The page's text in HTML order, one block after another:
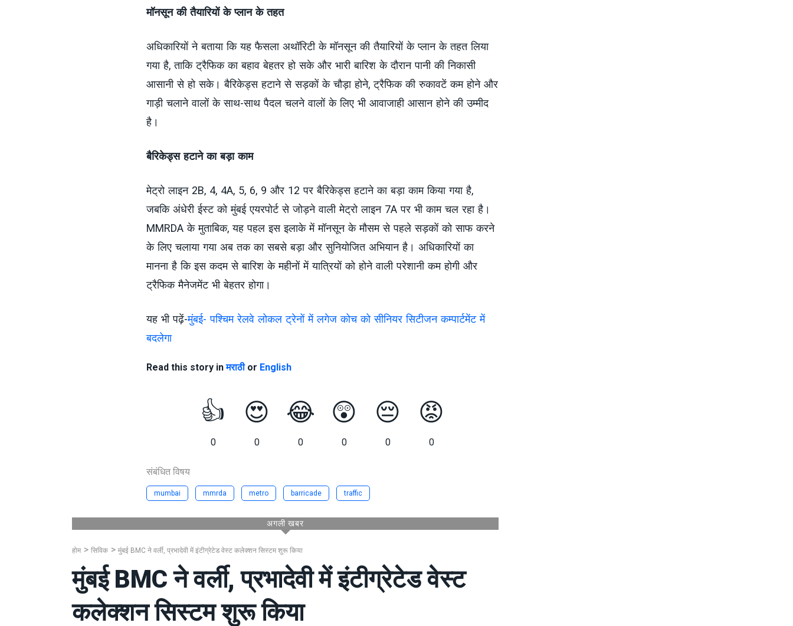
मॉनसून की तैयारियों के प्लान के तहत
अधिकारियों ने बताया कि यह फैसला अथॉरिटी के मॉनसून की तैयारियों के प्लान के तहत लिया
गया है, ताकि ट्रैफिक का बहाव बेहतर हो सके और भारी बारिश के दौरान पानी की निकासी
आसानी से हो सके। बैरिकेड्स हटाने से सड़कों के चौड़ा होने, ट्रैफिक की रुकावटें कम होने और
गाड़ी चलाने वालों के साथ-साथ पैदल चलने वालों के लिए भी आवाजाही आसान होने की उम्मीद
है।
बैरिकेड्स हटाने का बड़ा काम
मेट्रो लाइन 2B, 4, 4A, 5, 6, 9 और 12 पर बैरिकेड्स हटाने का बड़ा काम किया गया है,
जबकि अंधेरी ईस्ट को मुंबई एयरपोर्ट से जोड़ने वाली मेट्रो लाइन 7A पर भी काम चल रहा है।
MMRDA के मुताबिक, यह पहल इस इलाके में मॉनसून के मौसम से पहले सड़कों को साफ करने
के लिए चलाया गया अब तक का सबसे बड़ा और सुनियोजित अभियान है। अधिकारियों का
मानना है कि इस कदम से बारिश के महीनों में यात्रियों को होने वाली परेशानी कम होगी और
ट्रैफिक मैनेजमेंट भी बेहतर होगा।
यह भी पढ़ें-मुंबई- पश्चिम रेलवे लोकल ट्रेनों में लगेज कोच को सीनियर सिटीजन कम्पार्टमेंट में
बदलेगा
Read this story inमराठीor English
👍
0
😍
0
😂
0
😲
0
😔
0
😡
0
संबंधित विषय
mumbai mmrda metro barricade traffic
अगली खबर
होम सिविक मुंबई BMC ने वर्ली, प्रभादेवी में इंटीग्रेटेड वेस्ट कलेक्शन सिस्टम शुरू किया
मुंबई BMC ने वर्ली, प्रभादेवी में इंटीग्रेटेड वेस्ट
कलेक्शन सिस्टम शुरू किया